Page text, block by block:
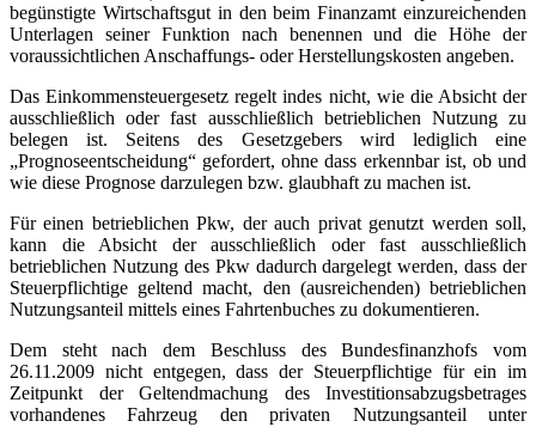
begünstigte Wirtschaftsgut in den beim Finanzamt einzureichenden
Unterlagen seiner Funktion nach benennen und die Höhe der
voraussichtlichen Anschaffungs- oder Herstellungskosten angeben.
Das Einkommensteuergesetz regelt indes nicht, wie die Absicht der
ausschließlich oder fast ausschließlich betrieblichen Nutzung zu
belegen ist. Seitens des Gesetzgebers wird lediglich eine
„Prognoseentscheidung“ gefordert, ohne dass erkennbar ist, ob und
wie diese Prognose darzulegen bzw. glaubhaft zu machen ist.
Für einen betrieblichen Pkw, der auch privat genutzt werden soll,
kann die Absicht der ausschließlich oder fast ausschließlich
betrieblichen Nutzung des Pkw dadurch dargelegt werden, dass der
Steuerpflichtige geltend macht, den (ausreichenden) betrieblichen
Nutzungsanteil mittels eines Fahrtenbuches zu dokumentieren.
Dem steht nach dem Beschluss des Bundesfinanzhofs vom
26.11.2009 nicht entgegen, dass der Steuerpflichtige für ein im
Zeitpunkt der Geltendmachung des Investitionsabzugsbetrages
vorhandenes Fahrzeug den privaten Nutzungsanteil unter